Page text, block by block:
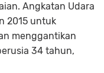
Angkatan Udara
2015 untuk
menggantikan
34 tahun,